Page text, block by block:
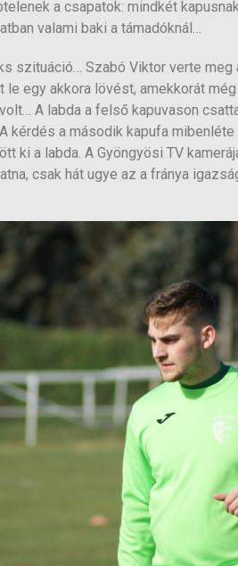
a csapatok: mindkét
valami baki a támadóknál…
szituáció… Szabó Viktor verte
egy akkora lövést, amekkorát
A labda a felső kapuvason
kérdés a második kapufa
ki a labda. A Gyöngyösi TV
csak hát ugye az a fránya